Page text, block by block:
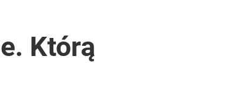
Którą